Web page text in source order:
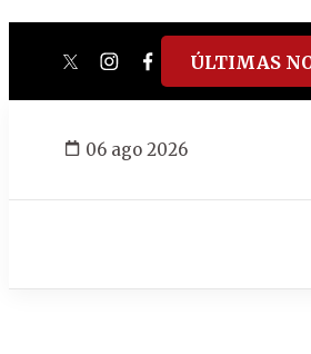
twitterinstagram
facebook
tiktokyoutube
ÚLTIMAS
06 ago 2026